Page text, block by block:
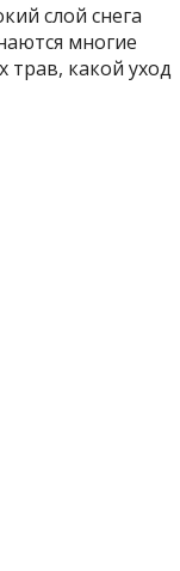
слой снега
многие
трав, какой уход